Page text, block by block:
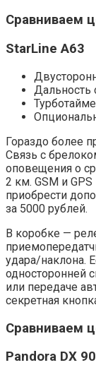
Сравниваем
StarLine A63
Гораздо более
Связь с
оповещения о
2 км. GSM и
приобрести
за 5000 рублей.
В коробке —
удара/наклона.
односторонней
или передаче
секретная
Сравниваем
Pandora DX